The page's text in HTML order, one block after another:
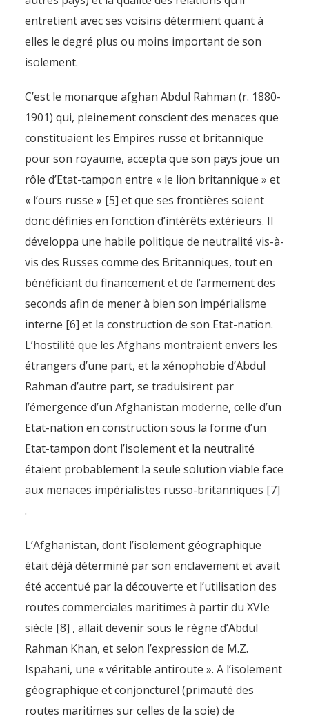
l’enclavement, de l’isolement
et de l’isolationnisme
ByPierre-Arnaud Chouvy
entretient avec ses voisins détermient quant à
elles le degré plus ou moins important de son
isolement.
C’est le monarque afghan Abdul Rahman (r. 1880-
1901) qui, pleinement conscient des menaces que
constituaient les Empires russe et britannique
pour son royaume, accepta que son pays joue un
rôle d’Etat-tampon entre « le lion britannique » et
« l’ours russe » [5] et que ses frontières soient
donc définies en fonction d’intérêts extérieurs. Il
développa une habile politique de neutralité vis-à-
vis des Russes comme des Britanniques, tout en
bénéficiant du financement et de l’armement des
seconds afin de mener à bien son impérialisme
interne [6] et la construction de son Etat-nation.
L’hostilité que les Afghans montraient envers les
étrangers d’une part, et la xénophobie d’Abdul
Rahman d’autre part, se traduisirent par
l’émergence d’un Afghanistan moderne, celle d’un
Etat-nation en construction sous la forme d’un
Etat-tampon dont l’isolement et la neutralité
étaient probablement la seule solution viable face
aux menaces impérialistes russo-britanniques [7]
.
L’Afghanistan, dont l’isolement géographique
était déjà déterminé par son enclavement et avait
été accentué par la découverte et l’utilisation des
routes commerciales maritimes à partir du XVIe
siècle [8] , allait devenir sous le règne d’Abdul
Rahman Khan, et selon l’expression de M.Z.
Ispahani, une « véritable antiroute ». A l’isolement
géographique et conjoncturel (primauté des
routes maritimes sur celles de la soie) de